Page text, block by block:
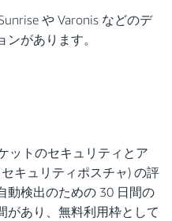
や Varonis などのデ
があります。
ットのセキュリティとア
キュリティポスチャ) の評
動検出のための 30 日間の
があり、無料利用枠として